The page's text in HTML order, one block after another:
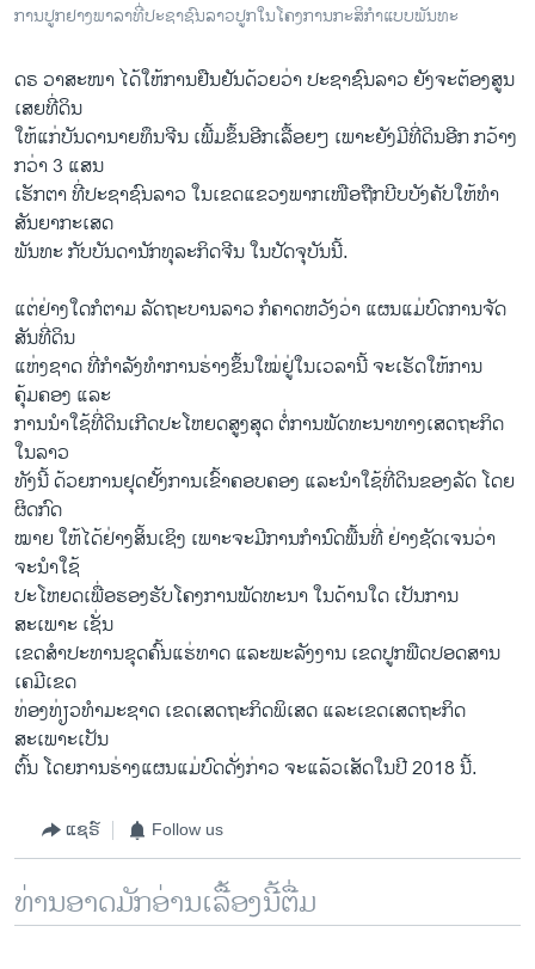
ການປູກຢາງພາລາທີ່ປະຊາຊົນລາວປູກໃນໂຄງການກະສິກໍາແບບພັນທະ
ດຣ ວາສະໜາ ໄດ້ໃຫ້ການຢືນຢັນດ້ວຍວ່າ ປະຊາຊົນລາວ ຍັງຈະຕ້ອງສູນ
ເສຍທີ່ດິນ
ໃຫ້ແກ່ບັນດານາຍທຶນຈີນ ເພີ້ມຂຶ້ນອີກເລື້ອຍໆ ເພາະຍັງມີທີ່ດິນອີກ ກວ້າງ
ກວ່າ 3 ແສນ
ເຮັກຕາ ທີ່ປະຊາຊົນລາວ ໃນເຂດແຂວງພາກເໜືອຖືກບີບບັງຄັບໃຫ້ທຳ
ສັນຍາກະເສດ
ພັນທະ ກັບບັນດານັກທຸລະກິດຈີນ ໃນປັດຈຸບັນນີ້.
ແຕ່ຢ່າງໃດກໍຕາມ ລັດຖະບານລາວ ກໍຄາດຫວັງວ່າ ແຜນແມ່ບົດການຈັດ
ສັນທີ່ດິນ
ແຫ່ງຊາດ ທີ່ກຳລັງທຳການຮ່າງຂຶ້ນໃໝ່ຢູ່ໃນເວລານີ້ ຈະເຮັດໃຫ້ການ
ຄຸ້ມຄອງ ແລະ
ການນຳໃຊ້ທີ່ດິນເກີດປະໂຫຍດສູງສຸດ ຕໍ່ການພັດທະນາທາງເສດຖະກິດ
ໃນລາວ
ທັງນີ້ ດ້ວຍການຢຸດຢັ້ງການເຂົ້າຄອບຄອງ ແລະນຳໃຊ້ທີ່ດິນຂອງລັດ ໂດຍ
ຜິດກົດ
ໝາຍ ໃຫ້ໄດ້ຢ່າງສິ້ນເຊິງ ເພາະຈະມີການກຳນົດພື້ນທີ່ ຢ່າງຊັດເຈນວ່າ
ຈະນຳໃຊ້
ປະໂຫຍດເພື່ອຮອງຮັບໂຄງການພັດທະນາ ໃນດ້ານໃດ ເປັນການ
ສະເພາະ ເຊັ່ນ
ເຂດສຳປະທານຂຸດຄົ້ນແຮ່ທາດ ແລະພະລັງງານ ເຂດປູກພືດປອດສານ
ເຄມີເຂດ
ທ່ອງທ່ຽວທຳມະຊາດ ເຂດເສດຖະກິດພິເສດ ແລະເຂດເສດຖະກິດ
ສະເພາະເປັນ
ຕົ້ນ ໂດຍການຮ່າງແຜນແມ່ບົດດັ່ງກ່າວ ຈະແລ້ວເສັດໃນປີ 2018 ນີ້.
ແຊຣ໌ Follow us
ທ່ານອາດມັກອ່ານເລື້ອງນີ້ຕື່ມ